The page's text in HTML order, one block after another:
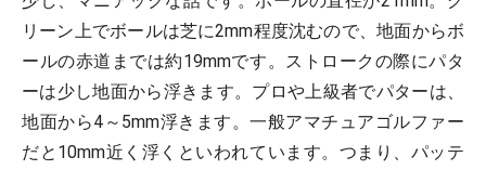
リーン上でボールは芝に2mm程度沈むので、地面からボ
ールの赤道までは約19mmです。ストロークの際にパタ
ーは少し地面から浮きます。プロや上級者でパターは、
地面から4～5mm浮きます。一般アマチュアゴルファー
だと10mm近く浮くといわれています。つまり、パッテ